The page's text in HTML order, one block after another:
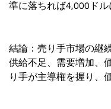
準に落ちれば4,000ドル
結論：売り手市場の継
供給不足、需要増加、
り手が主導権を握り、